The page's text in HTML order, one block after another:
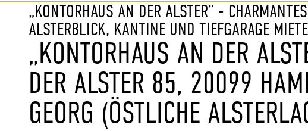
„KONTORHAUS AN DER ALSTER” -
ALSTERBLICK, KANTINE UND TIEFGARAGE
„KONTORHAUS AN DER
DER ALSTER 85, 20099
GEORG (ÖSTLICHE